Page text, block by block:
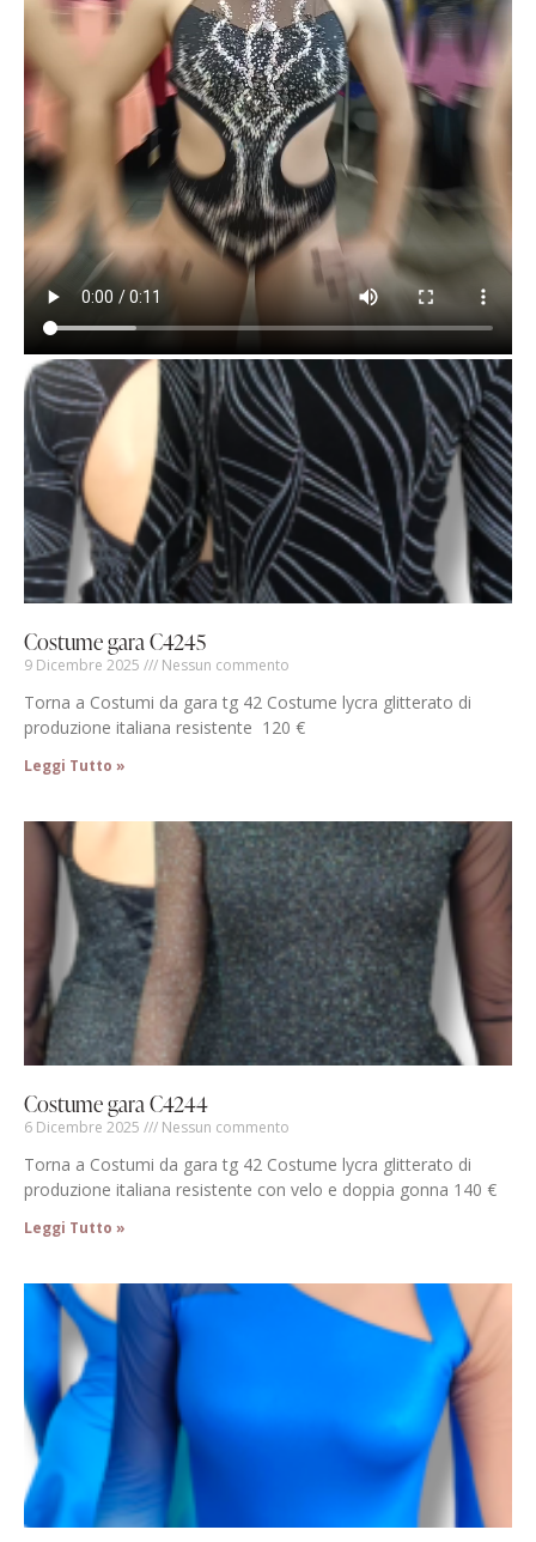
Costume gara C4245
9 Dicembre 2025 Nessun commento
Torna a Costumi da gara tg 42 Costume lycra glitterato di
produzione italiana resistente 120 €
Leggi Tutto »
Costume gara C4244
6 Dicembre 2025 Nessun commento
Torna a Costumi da gara tg 42 Costume lycra glitterato di
produzione italiana resistente con velo e doppia gonna 140 €
Leggi Tutto »